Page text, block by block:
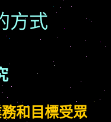
方式
和目標受眾